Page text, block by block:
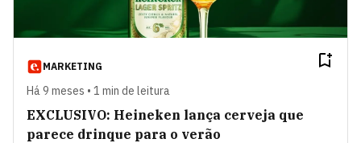
MARKETING
Há 9 meses • 1 min de leitura
EXCLUSIVO: Heineken lança cerveja que
parece drinque para o verão